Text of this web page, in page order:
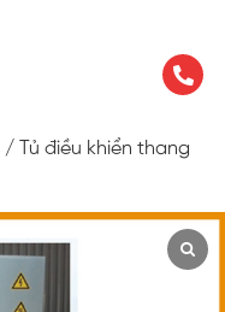
/ Tủ điều khiển thang